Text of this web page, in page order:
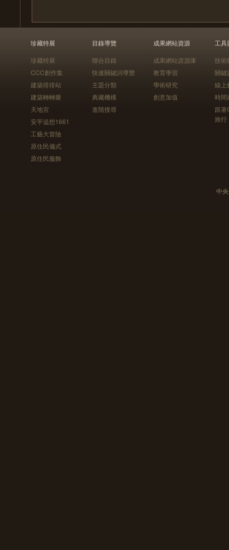
珍藏特展
珍藏特展
CCC創作集
建築排排站
建築轉轉樂
天地宮
安平追想1661
工藝大冒險
原住民儀式
原住民服飾
目錄導覽
聯合目錄
快速關鍵詞導覽
主題分類
典藏機構
進階搜尋
成果網站資源
成果網站資源庫
教育學習
學術研究
創意加值
工具
技術
關鍵
線上
時間
跟
旅行
中